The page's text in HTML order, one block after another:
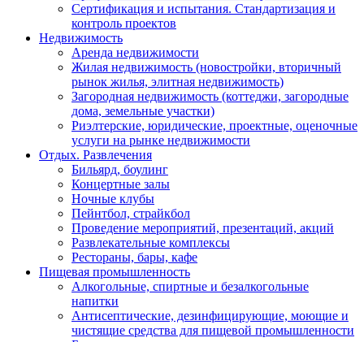
Сертификация и испытания. Стандартизация и
контроль проектов
Недвижимость
Аренда недвижимости
Жилая недвижимость (новостройки, вторичный
рынок жилья, элитная недвижимость)
Загородная недвижимость (коттеджи, загородные
дома, земельные участки)
Риэлтерские, юридические, проектные, оценочные
услуги на рынке недвижимости
Отдых. Развлечения
Бильярд, боулинг
Концертные залы
Ночные клубы
Пейнтбол, страйкбол
Проведение мероприятий, презентаций, акций
Развлекательные комплексы
Рестораны, бары, кафе
Пищевая промышленность
Алкогольные, спиртные и безалкогольные
напитки
Антисептические, дезинфицирующие, моющие и
чистящие средства для пищевой промышленности